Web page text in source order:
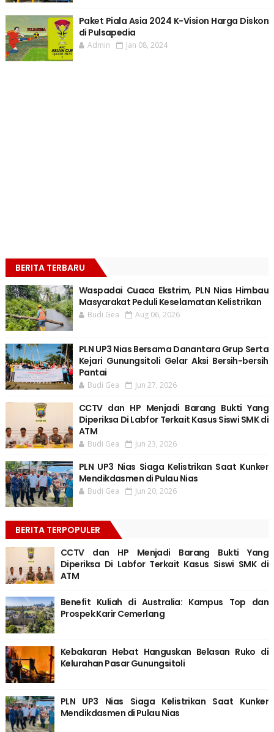
Paket Piala Asia 2024 K-Vision Harga Diskon
di Pulsapedia
Admin Jan 08, 2024
BERITA TERBARU
Waspadai Cuaca Ekstrim, PLN Nias Himbau
Masyarakat Peduli Keselamatan Kelistrikan
Budi Gea Aug 06, 2026
PLN UP3 Nias Bersama Danantara Grup Serta
Kejari Gunungsitoli Gelar Aksi Bersih-bersih
Pantai
Budi Gea Jun 27, 2026
CCTV dan HP Menjadi Barang Bukti Yang
Diperiksa Di Labfor Terkait Kasus Siswi SMK di
ATM
Budi Gea Jun 23, 2026
PLN UP3 Nias Siaga Kelistrikan Saat Kunker
Mendikdasmen di Pulau Nias
Budi Gea Jun 20, 2026
BERITA TERPOPULER
CCTV dan HP Menjadi Barang Bukti Yang
Diperiksa Di Labfor Terkait Kasus Siswi SMK di
ATM
Benefit Kuliah di Australia: Kampus Top dan
Prospek Karir Cemerlang
Kebakaran Hebat Hanguskan Belasan Ruko di
Kelurahan Pasar Gunungsitoli
PLN UP3 Nias Siaga Kelistrikan Saat Kunker
Mendikdasmen di Pulau Nias